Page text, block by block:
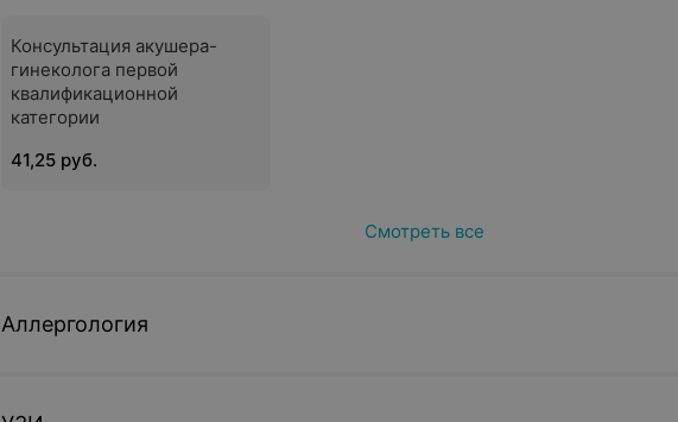
Консультация акушера-
гинеколога первой
квалификационной
категории
41,25 руб.
Смотреть все
Аллергология